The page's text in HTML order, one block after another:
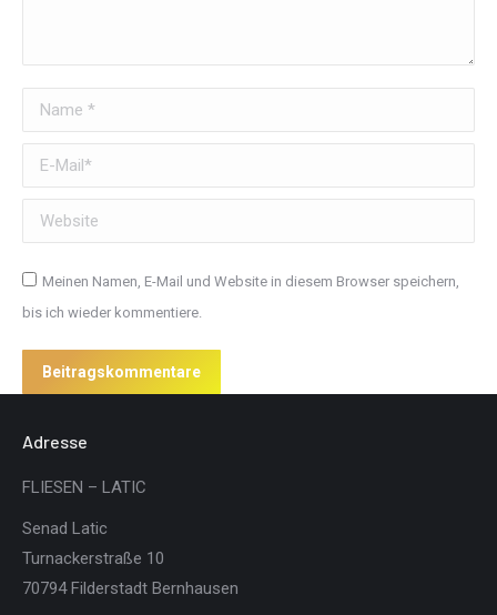
Name *
E-Mail *
Website
Meinen Namen, E-Mail und Website in diesem Browser speichern,
bis ich wieder kommentiere.
Beitragskommentare
Adresse
FLIESEN – LATIC
Senad Latic
Turnackerstraße 10
70794 Filderstadt Bernhausen